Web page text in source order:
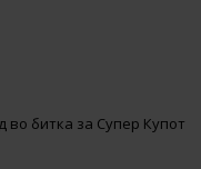
битка за Супер Купот